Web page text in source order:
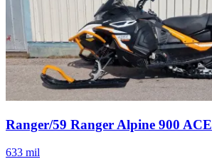
Ranger/59 Ranger Alpine 900 ACE
633 mil